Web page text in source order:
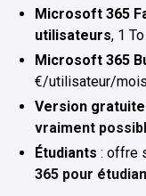
Microsoft 365
utilisateurs, 1
Microsoft 365
€/utilisateur/
Version gratuite
vraiment
Étudiants : offre
365 pour